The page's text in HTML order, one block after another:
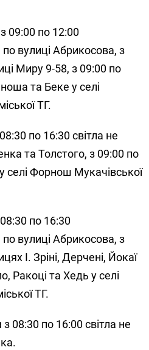
09:00 по 12:00
по вулиці Абрикосова, з
Миру 9-58, з 09:00 по
та Беке у селі
ТГ.
по 16:30 світла не
та Толстого, з 09:00 по
селі Форнош Мукачівської
по 16:30
по вулиці Абрикосова, з
І. Зріні, Дерчені, Йокаї
Ракоці та Хедь у селі
ТГ.
08:30 по 16:00 світла не